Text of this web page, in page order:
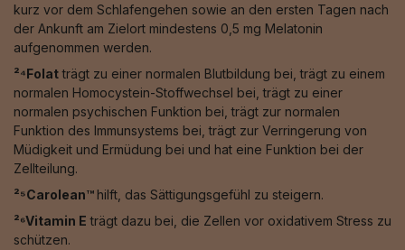
kurz vor dem Schlafengehen sowie an den ersten Tagen nach
der Ankunft am Zielort mindestens 0,5 mg Melatonin
aufgenommen werden.
²⁴Folatträgt zu einer normalen Blutbildung bei, trägt zu einem
normalen Homocystein-Stoffwechsel bei, trägt zu einer
normalen psychischen Funktion bei, trägt zur normalen
Funktion des Immunsystems bei, trägt zur Verringerung von
Müdigkeit und Ermüdung bei und hat eine Funktion bei der
Zellteilung.
²⁵Carolean™️ hilft, das Sättigungsgefühl zu steigern.
²⁶Vitamin E trägt dazu bei, die Zellen vor oxidativem Stress zu
schützen.